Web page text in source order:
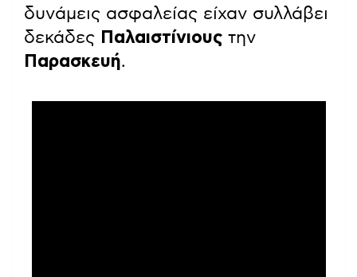
δυνάμεις ασφαλείας είχαν συλλάβει
δεκάδες Παλαιστίνιους την
Παρασκευή.